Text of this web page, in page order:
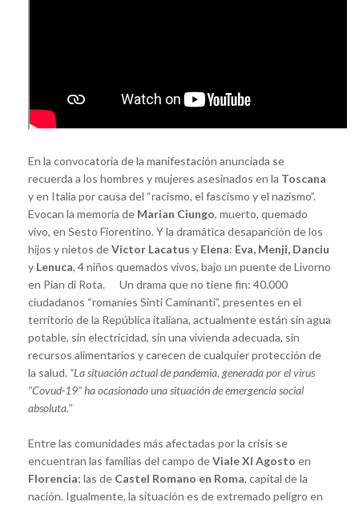
En la convocatoria de la manifestación anunciada se
recuerda a los hombres y mujeres asesinados en la Toscana
y en Italia por causa del “racismo, el fascismo y el nazismo”.
Evocan la memoria de Marian Ciungo, muerto, quemado
vivo, en Sesto Fiorentino. Y la dramática desaparición de los
hijos y nietos deVictor Lacatus y Elena: Eva, Menji, Danciu
y Lenuca, 4 niños quemados vivos, bajo un puente de Livorno
en Pian di Rota. Un drama que no tiene fin: 40.000
ciudadanos “romaníes Sinti Caminanti”, presentes en el
territorio de la República italiana, actualmente están sin agua
potable, sin electricidad, sin una vivienda adecuada, sin
recursos alimentarios y carecen de cualquier protección de
la salud. “La situación actual de pandemia, generada por el virus
"Covud-19" ha ocasionado una situación de emergencia social
absoluta.”
Entre las comunidades más afectadas por la crisis se
encuentran las familias del campo deViale XI Agosto en
Florencia; las de Castel Romano en Roma, capital de la
nación. Igualmente, la situación es de extremado peligro en